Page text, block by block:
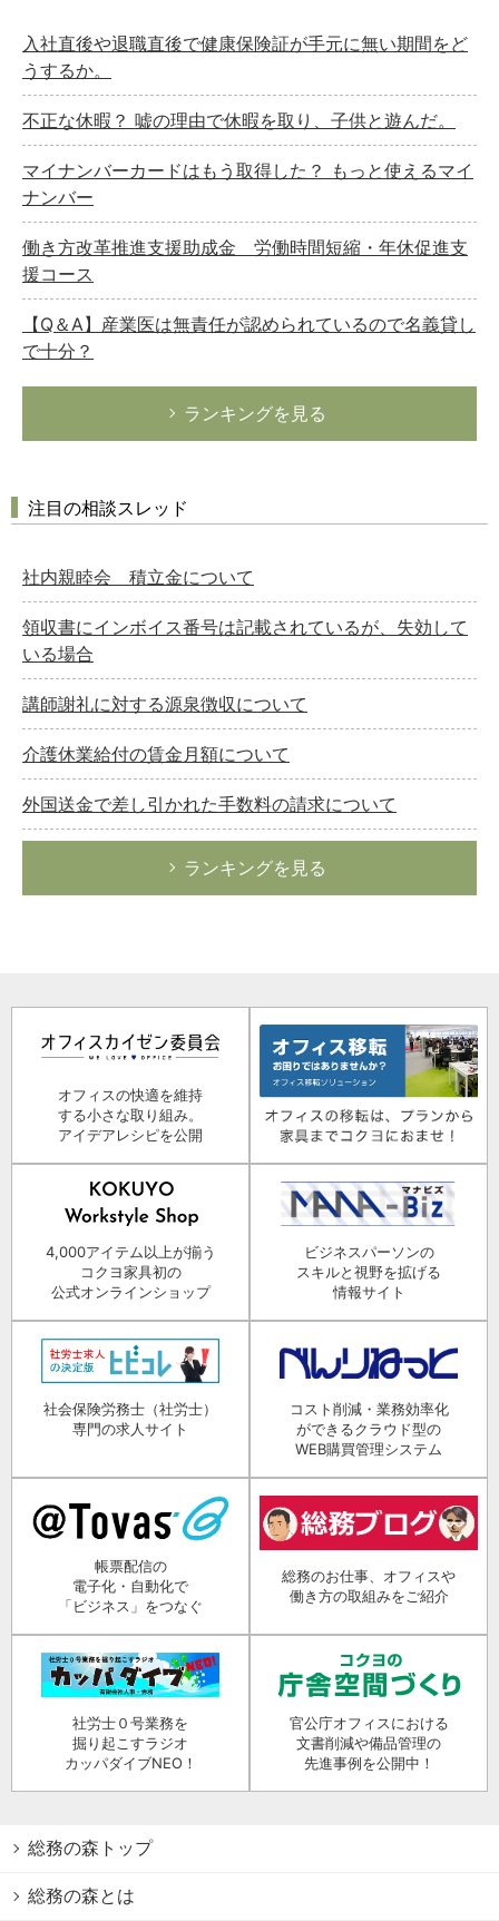
入社直後や退職直後で健康保険証が手元に無い期間をど
うするか。
不正な休暇？ 嘘の理由で休暇を取り、子供と遊んだ。
マイナンバーカードはもう取得した？ もっと使えるマイ
ナンバー
働き方改革推進支援助成金 労働時間短縮・年休促進支
援コース
【Q＆A】産業医は無責任が認められているので名義貸し
で十分？
ランキングを見る
注目の相談スレッド
社内親睦会 積立金について
領収書にインボイス番号は記載されているが、失効して
いる場合
講師謝礼に対する源泉徴収について
介護休業給付の賃金月額について
外国送金で差し引かれた手数料の請求について
ランキングを見る
オフィスの快適を維持
する小さな取り組み。
アイデアレシピを公開
4,000アイテム以上が揃う
コクヨ家具初の
公式オンラインショップ
ビジネスパーソンの
スキルと視野を拡げる
情報サイト
社会保険労務士（社労士）
専門の求人サイト
コスト削減・業務効率化
ができるクラウド型の
WEB購買管理システム
帳票配信の
電子化・自動化で
「ビジネス」をつなぐ
総務のお仕事、オフィスや
働き方の取組みをご紹介
社労士０号業務を
掘り起こすラジオ
カッパダイブNEO！
官公庁オフィスにおける
文書削減や備品管理の
先進事例を公開中！
総務の森トップ
総務の森とは